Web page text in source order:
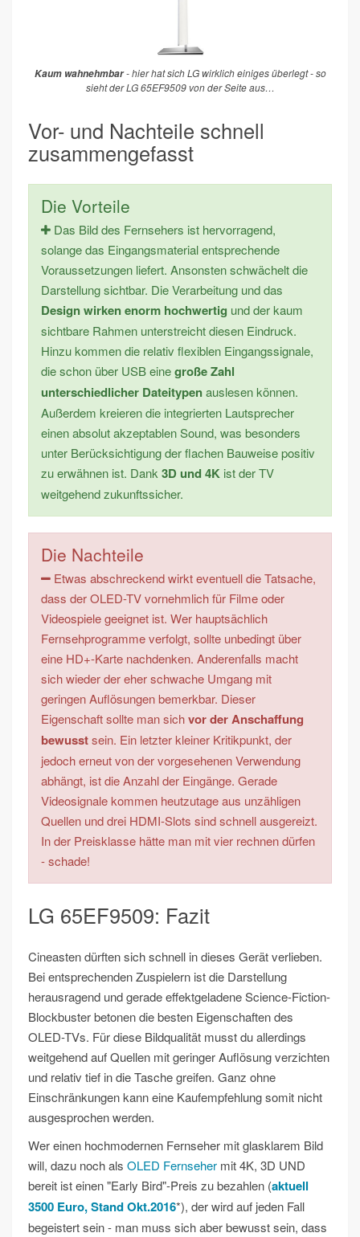
Kaum wahnehmbar- hier hat sich LG wirklich einiges überlegt - so
sieht der LG 65EF9509 von der Seite aus…
Vor- und Nachteile schnell
zusammengefasst
Die Vorteile
Das Bild des Fernsehers ist hervorragend,
solange das Eingangsmaterial entsprechende
Voraussetzungen liefert. Ansonsten schwächelt die
Darstellung sichtbar. Die Verarbeitung und das
Design wirken enorm hochwertig und der kaum
sichtbare Rahmen unterstreicht diesen Eindruck.
Hinzu kommen die relativ flexiblen Eingangssignale,
die schon über USB einegroße Zahl
unterschiedlicher Dateitypenauslesen können.
Außerdem kreieren die integrierten Lautsprecher
einen absolut akzeptablen Sound, was besonders
unter Berücksichtigung der flachen Bauweise positiv
zu erwähnen ist. Dank 3D und 4K ist der TV
weitgehend zukunftssicher.
Die Nachteile
Etwas abschreckend wirkt eventuell die Tatsache,
dass der OLED-TV vornehmlich für Filme oder
Videospiele geeignet ist. Wer hauptsächlich
Fernsehprogramme verfolgt, sollte unbedingt über
eine HD+-Karte nachdenken. Anderenfalls macht
sich wieder der eher schwache Umgang mit
geringen Auflösungen bemerkbar. Dieser
Eigenschaft sollte man sichvor der Anschaffung
bewusstsein. Ein letzter kleiner Kritikpunkt, der
jedoch erneut von der vorgesehenen Verwendung
abhängt, ist die Anzahl der Eingänge. Gerade
Videosignale kommen heutzutage aus unzähligen
Quellen und drei HDMI-Slots sind schnell ausgereizt.
In der Preisklasse hätte man mit vier rechnen dürfen
- schade!
LG 65EF9509: Fazit
Cineasten dürften sich schnell in dieses Gerät verlieben.
Bei entsprechenden Zuspielern ist die Darstellung
herausragend und gerade effektgeladene Science-Fiction-
Blockbuster betonen die besten Eigenschaften des
OLED-TVs. Für diese Bildqualität musst du allerdings
weitgehend auf Quellen mit geringer Auflösung verzichten
und relativ tief in die Tasche greifen. Ganz ohne
Einschränkungen kann eine Kaufempfehlung somit nicht
ausgesprochen werden.
Wer einen hochmodernen Fernseher mit glasklarem Bild
will, dazu noch als OLED Fernseher mit 4K, 3D UND
bereit ist einen "Early Bird"-Preis zu bezahlen (aktuell
3500 Euro, Stand Okt.2016*), der wird auf jeden Fall
begeistert sein - man muss sich aber bewusst sein, dass